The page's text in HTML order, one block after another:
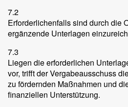
7.2
Erforderlichenfalls sind durch die
ergänzende Unterlagen
7.3
Liegen die erforderlichen
vor, trifft der Vergabeausschuss
zu fördernden Maßnahmen und
finanziellen Unterstützung.